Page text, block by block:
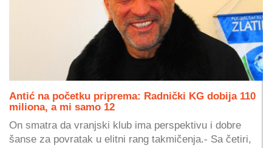
Antić na početku priprema: Radnički KG dobija 110
miliona, a mi samo 12
On smatra da vranjski klub ima perspektivu i dobre
šanse za povratak u elitni rang takmičenja.- Sa četiri,